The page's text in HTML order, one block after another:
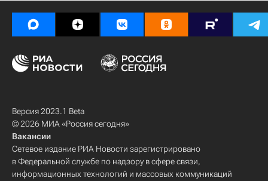
Версия 2023.1 Beta
© 2026 МИА «Россия сегодня»
Вакансии
Сетевое издание РИА Новости зарегистрировано
в Федеральной службе по надзору в сфере связи,
информационных технологий и массовых коммуникаций